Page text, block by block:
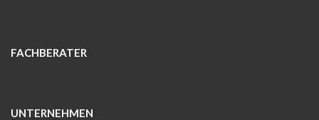
FACHBERATER
UNTERNEHMEN